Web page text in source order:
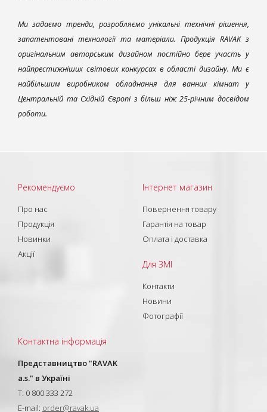
Ми задаємо тренди, розробляємо унікальні технічні рішення,
запатентовані технології та матеріали. Продукція RAVAK з
оригінальним авторським дизайном постійно бере участь у
найпрестижніших світових конкурсах в області дизайну. Ми є
найбільшим виробником обладнання для ванних кімнат у
Центральній та Східній Європі з більш ніж 25-річним досвідом
роботи.
Рекомендуємо
Про нас
Продукція
Новинки
Акції
Інтернет магазин
Повернення товару
Гарантія на товар
Оплата і доставка
Для ЗМІ
Контакти
Новини
Фотографії
Контактна інформація
Представництво "RAVAK
a.s." в Україні
T: 0 800 333 272
E-mail: order@ravak.ua